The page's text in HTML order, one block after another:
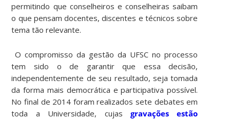
permitindo que conselheiros e conselheiras saibam
o que pensam docentes, discentes e técnicos sobre
tema tão relevante.
O compromisso da gestão da UFSC no processo
tem sido o de garantir que essa decisão,
independentemente de seu resultado, seja tomada
da forma mais democrática e participativa possível.
No final de 2014 foram realizados sete debates em
toda a Universidade, cujas gravações estão